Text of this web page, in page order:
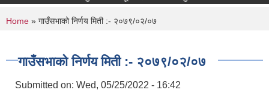
You are here
Home » गाउँसभाको निर्णय मिती :- २०७९/०२/०७
गाउँसभाको निर्णय मिती :- २०७९/०२/०७
Submitted on: Wed, 05/25/2022 - 16:42